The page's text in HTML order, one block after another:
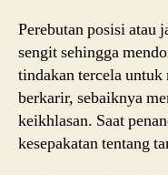
Perebutan posisi atau
sengit sehingga
tindakan tercela
berkarir, sebaiknya
keikhlasan. Saat
kesepakatan tentang